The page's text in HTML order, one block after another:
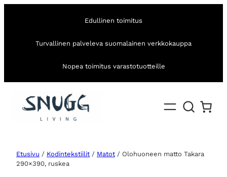
Edullinen toimitus
Turvallinen palveleva suomalainen verkkokauppa
Nopea toimitus varastotuotteille
Etusivu / Kodintekstiilit / Matot / Olohuoneen matto Takara
290×390, ruskea